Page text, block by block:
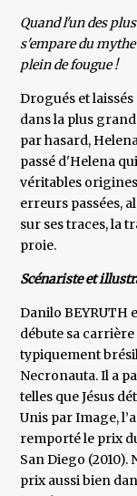
Quand l'un des
s'empare du
plein de fougue !
Drogués et
dans la plus
par hasard,
passé d'Helena
véritables
erreurs passées,
sur ses traces, la
proie.
Scénariste et
Danilo BEYRUTH
débute sa carrière
typiquement
Necronauta. Il a
telles que Jésus
Unis par Image,
remporté le prix
San Diego
prix aussi bien